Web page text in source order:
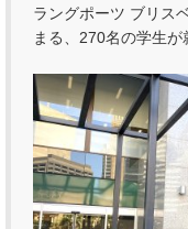
ラングポーツ ブリス
まる、270名の学生が